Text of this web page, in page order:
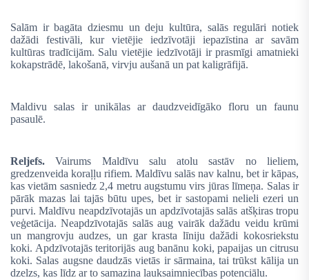
Salām ir bagāta dziesmu un deju kultūra, salās regulāri notiek
dažādi festivāli, kur vietējie iedzīvotāji iepazīstina ar savām
kultūras tradīcijām. Salu vietējie iedzīvotāji ir prasmīgi amatnieki
kokapstrādē, lakošanā, virvju aušanā un pat kaligrāfijā.
Maldivu salas ir unikālas ar daudzveidīgāko floru un faunu
pasaulē.
Reljefs. Vairums Maldīvu salu atolu sastāv no lieliem,
gredzenveida koraļļu rifiem. Maldīvu salās nav kalnu, bet ir kāpas,
kas vietām sasniedz 2,4 metru augstumu virs jūras līmeņa. Salas ir
pārāk mazas lai tajās būtu upes, bet ir sastopami nelieli ezeri un
purvi. Maldīvu neapdzīvotajās un apdzīvotajās salās atšķiras tropu
veģetācija. Neapdzīvotajās salās aug vairāk dažādu veidu krūmi
un mangrovju audzes, un gar krasta līniju dažādi kokosriekstu
koki. Apdzīvotajās teritorijās aug banānu koki, papaijas un citrusu
koki. Salas augsne daudzās vietās ir sārmaina, tai trūkst kālija un
dzelzs, kas līdz ar to samazina lauksaimniecības potenciālu.